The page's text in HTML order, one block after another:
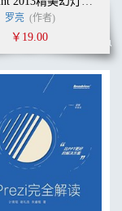
罗亮 (作者)
￥19.00